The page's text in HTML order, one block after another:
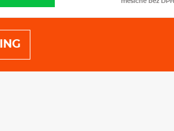
zabrzděním při hrozící kolizi s vozidly, chodci a
zamykání
měsíčně bez DPH